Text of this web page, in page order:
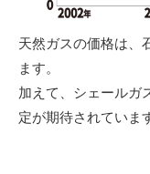
天然ガスの価格は、
ます。
加えて、シェールガ
定が期待されていま